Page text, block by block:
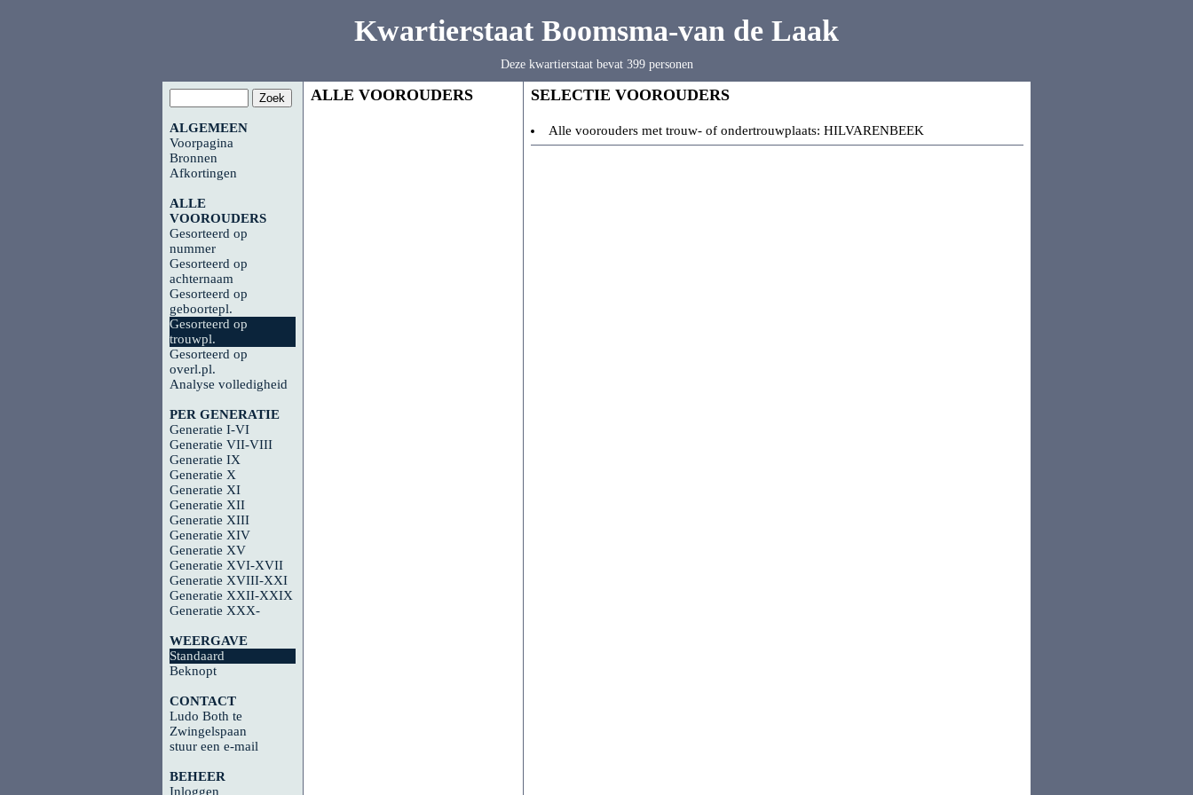
Kwartierstaat Boomsma-van de Laak
Deze kwartierstaat bevat 399 personen
ALGEMEEN
Voorpagina
Bronnen
Afkortingen
ALLE
VOOROUDERS
Gesorteerd op
nummer
Gesorteerd op
achternaam
Gesorteerd op
geboortepl.
Gesorteerd op
trouwpl.
Gesorteerd op
overl.pl.
Analyse volledigheid
PER GENERATIE
Generatie I-VI
Generatie VII-VIII
Generatie IX
Generatie X
Generatie XI
Generatie XII
Generatie XIII
Generatie XIV
Generatie XV
Generatie XVI-XVII
Generatie XVIII-XXI
Generatie XXII-XXIX
Generatie XXX-
WEERGAVE
Standaard
Beknopt
CONTACT
Ludo Both te
Zwingelspaan
stuur een e-mail
BEHEER
Inloggen
ALLE VOOROUDERS SELECTIE VOOROUDERS
Alle voorouders met trouw- of ondertrouwplaats: HILVARENBEEK